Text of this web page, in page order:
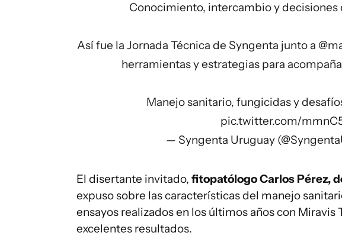
Conocimiento, intercambio y decisiones
Así fue la Jornada Técnica de Syngenta junto a
herramientas y estrategias para
Manejo sanitario, fungicidas y
pic.twitter.com/
— Syngenta Uruguay
El disertante invitado, fitopatólogo Carlos Pérez,
expuso sobre las características del manejo
ensayos realizados en los últimos años con Miravis
excelentes resultados.